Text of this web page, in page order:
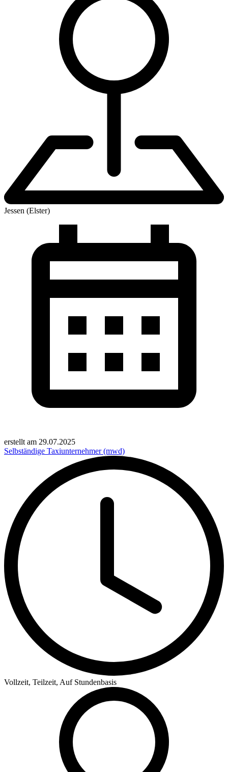
Jessen (Elster)
erstellt am 29.07.2025
Selbständige Taxiunternehmer (mwd)
Vollzeit, Teilzeit, Auf Stundenbasis